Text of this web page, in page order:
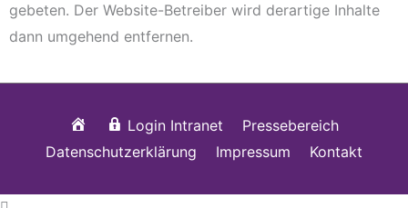
gebeten. Der Website-Betreiber wird derartige Inhalte
dann umgehend entfernen.
StartseiteLogin Intranet
Pressebereich
Datenschutzerklärung
Impressum Kontakt